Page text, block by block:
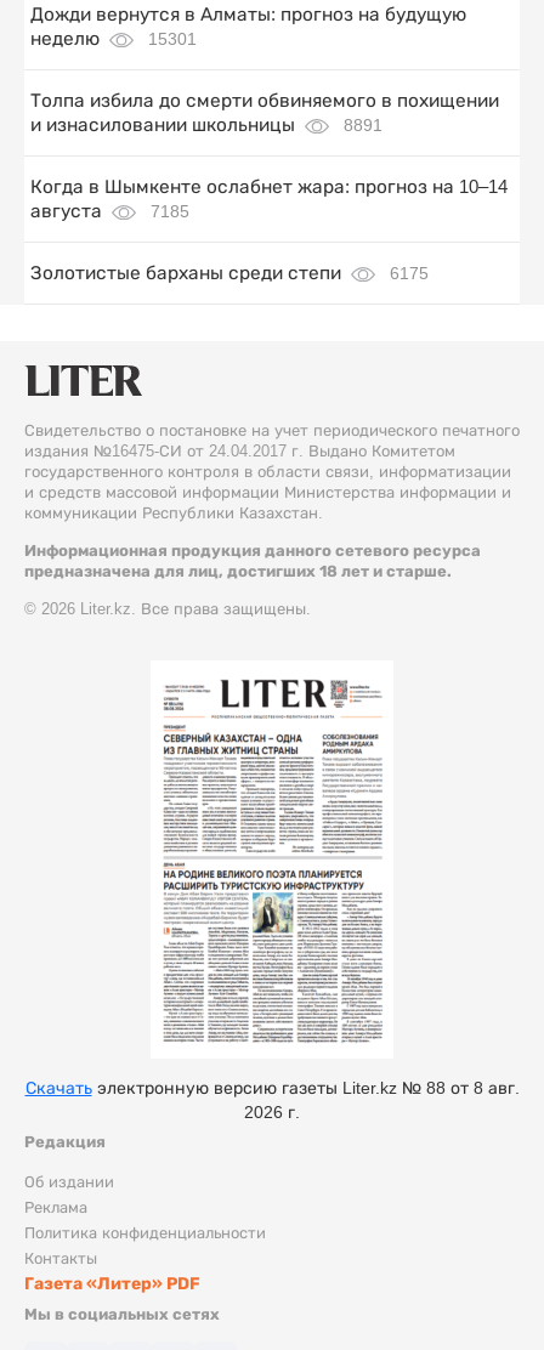
Дожди вернутся в Алматы: прогноз на будущую
неделю
15301
Толпа избила до смерти обвиняемого в похищении
и изнасиловании школьницы
8891
Когда в Шымкенте ослабнет жара: прогноз на 10–14
августа
7185
Золотистые барханы среди степи 6175
Свидетельство о постановке на учет периодического печатного
издания №16475-СИ от 24.04.2017 г. Выдано Комитетом
государственного контроля в области связи, информатизации
и средств массовой информации Министерства информации и
коммуникации Республики Казахстан.
Информационная продукция данного сетевого ресурса
предназначена для лиц, достигших 18 лет и старше.
© 2026 Liter.kz. Все права защищены.
Редакция
Об издании
Реклама
Политика конфиденциальности
Контакты
Газета «Литер» PDF
Мы в социальных сетях
Скачатьэлектронную версию газеты Liter.kz № 88 от 8 авг.
2026 г.